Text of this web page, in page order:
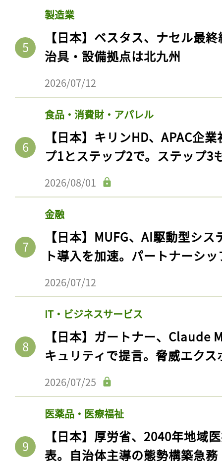
製造業
【日本】ベスタス、ナセル最
治具・設備拠点は北九州
2026/07/12
食品・消費財・アパレル
【日本】キリンHD、APAC企
プ1とステップ2で。ステップ3
2026/08/01
金融
【日本】MUFG、AI駆動型シ
ト導入を加速。パートナーシ
2026/07/12
IT・ビジネスサービス
【日本】ガートナー、Claude
キュリティで提言。脅威エク
2026/07/25
医薬品・医療福祉
【日本】厚労省、2040年地域
表。自治体主導の態勢構築急務